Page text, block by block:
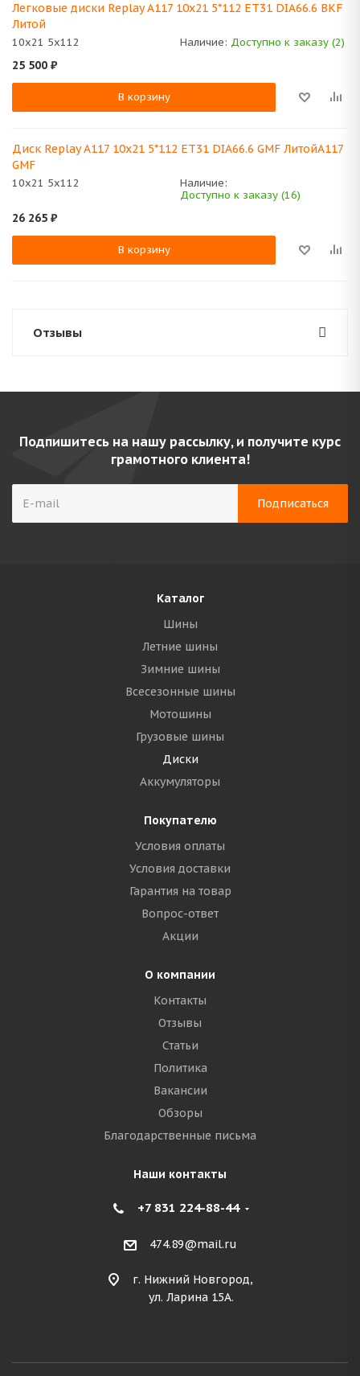
Легковые диски Replay A117 10x21 5*112 ET31 DIA66.6 BKF
Литой
10x21 5x112 Наличие: Доступно к заказу (2)
25 500 ₽
В корзину
Диск Replay A117 10x21 5*112 ET31 DIA66.6 GMF ЛитойA117
GMF
10x21 5x112
Наличие:
Доступно к заказу (16)
26 265 ₽
В корзину
Отзывы
Подпишитесь на нашу рассылку, и получите курс
грамотного клиента!
Каталог
Шины
Летние шины
Зимние шины
Всесезонные шины
Мотошины
Грузовые шины
Диски
Аккумуляторы
Покупателю
Условия оплаты
Условия доставки
Гарантия на товар
Вопрос-ответ
Акции
О компании
Контакты
Отзывы
Статьи
Политика
Вакансии
Обзоры
Благодарственные письма
Наши контакты
+7 831 224-88-44
474.89@mail.ru
г. Нижний Новгород,
ул. Ларина 15А.